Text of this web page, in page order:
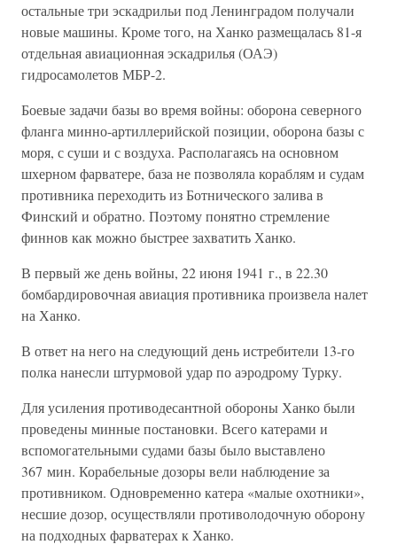
остальные три эскадрильи под Ленинградом получали
новые машины. Кроме того, на Ханко размещалась 81-я
отдельная авиационная эскадрилья (ОАЭ)
гидросамолетов МБР-2.
Боевые задачи базы во время войны: оборона северного
фланга минно-артиллерийской позиции, оборона базы с
моря, с суши и с воздуха. Располагаясь на основном
шхерном фарватере, база не позволяла кораблям и судам
противника переходить из Ботнического залива в
Финский и обратно. Поэтому понятно стремление
финнов как можно быстрее захватить Ханко.
В первый же день войны, 22 июня 1941 г., в 22.30
бомбардировочная авиация противника произвела налет
на Ханко.
В ответ на него на следующий день истребители 13-го
полка нанесли штурмовой удар по аэродрому Турку.
Для усиления противодесантной обороны Ханко были
проведены минные постановки. Всего катерами и
вспомогательными судами базы было выставлено
367 мин. Корабельные дозоры вели наблюдение за
противником. Одновременно катера «малые охотники»,
несшие дозор, осуществляли противолодочную оборону
на подходных фарватерах к Ханко.